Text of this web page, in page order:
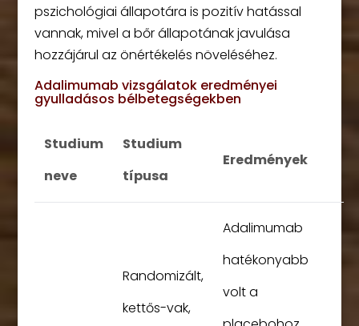
pszichológiai állapotára is pozitív hatással
vannak, mivel a bőr állapotának javulása
hozzájárul az önértékelés növeléséhez.
Adalimumab vizsgálatok eredményei
gyulladásos bélbetegségekben
Studium
neve
Studium
típusa
Eredmények
Randomizált,
kettős-vak,
Adalimumab
hatékonyabb
volt a